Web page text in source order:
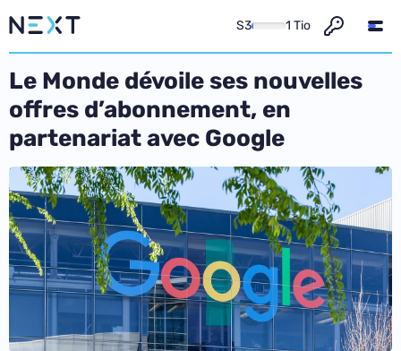
S3 1 Tio
Le Monde dévoile ses nouvelles
offres d’abonnement, en
partenariat avec Google